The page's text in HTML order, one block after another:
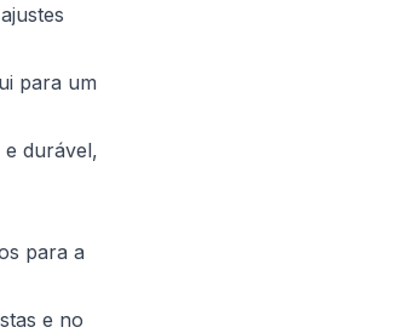
para um
e durável,
para a
e no